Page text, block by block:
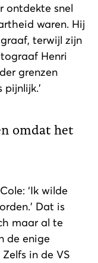
ontdekte snel
waren. Hij
terwijl zijn
Henri
grenzen
omdat het
‘Ik wilde
Dat is
maar al te
de enige
in de VS